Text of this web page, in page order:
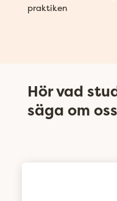
praktiken
Hör vad
säga om oss